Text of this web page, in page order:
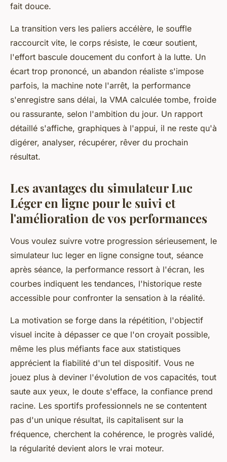
fait douce.
La transition vers les paliers accélère, le souffle
raccourcit vite, le corps résiste, le cœur soutient,
l'effort bascule doucement du confort à la lutte. Un
écart trop prononcé, un abandon réaliste s'impose
parfois, la machine note l'arrêt, la performance
s'enregistre sans délai, la VMA calculée tombe, froide
ou rassurante, selon l'ambition du jour. Un rapport
détaillé s'affiche, graphiques à l'appui, il ne reste qu'à
digérer, analyser, récupérer, rêver du prochain
résultat.
Les avantages du simulateur Luc
Léger en ligne pour le suivi et
l'amélioration de vos performances
Vous voulez suivre votre progression sérieusement, le
simulateur luc leger en ligne consigne tout, séance
après séance, la performance ressort à l'écran, les
courbes indiquent les tendances, l'historique reste
accessible pour confronter la sensation à la réalité.
La motivation se forge dans la répétition, l'objectif
visuel incite à dépasser ce que l'on croyait possible,
même les plus méfiants face aux statistiques
apprécient la fiabilité d'un tel dispositif. Vous ne
jouez plus à deviner l'évolution de vos capacités, tout
saute aux yeux, le doute s'efface, la confiance prend
racine. Les sportifs professionnels ne se contentent
pas d'un unique résultat, ils capitalisent sur la
fréquence, cherchent la cohérence, le progrès validé,
la régularité devient alors le vrai moteur.